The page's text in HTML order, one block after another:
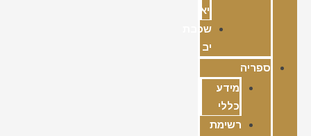
יא
שכבת
יב
ספריה
מידע
כללי
רשימת